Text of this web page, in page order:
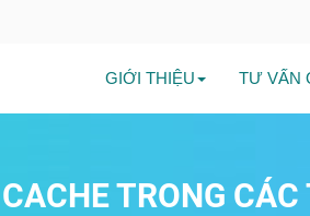
GIỚI THIỆU TƯ VẤN
TRONG